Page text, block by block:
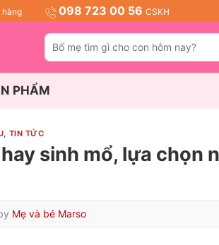
hàng 098 723 00 56 CSKH
Tìm
kiếm:
PHẨM
, TIN TỨC
sinh mổ, lựa chọn
Mẹ và bé Marso